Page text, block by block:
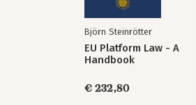
Björn Steinrötter
EU Platform Law - A
Handbook
€ 232,80